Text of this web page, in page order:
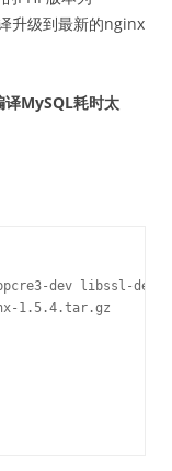
升级到最新的nginx
译MySQL耗时太
dev libssl-dev
1.5.4.tar.gz